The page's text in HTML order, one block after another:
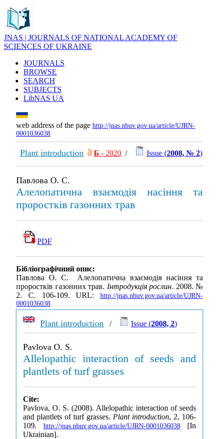
JNAS | JOURNALS OF NATIONAL ACADEMY OF
SCIENCES OF UKRAINE
JOURNALS
BROWSE
SEARCH
SUBJECTS
LibNAS UA
web address of the page http://jnas.nbuv.gov.ua/article/UJRN-
0001036038
Plant introduction Б - 2020 / Issue (2008, № 2)
Павлова О. С.
Алелопатична взаємодія насіння та
проростків газонних трав
PDF
Бібліографічний опис:
Павлова О. С. Алелопатична взаємодія насіння та
проростків газонних трав. Інтродукція рослин. 2008. №
2. С. 106-109. URL: http://jnas.nbuv.gov.ua/article/UJRN-
0001036038
Plant introduction / Issue (2008, 2)
Pavlova O. S.
Allelopathic interaction of seeds and
plantlets of turf grasses
Cite:
Pavlova, O. S. (2008). Allelopathic interaction of seeds
and plantlets of turf grasses. Plant introduction, 2, 106-
109. http://jnas.nbuv.gov.ua/article/UJRN-0001036038 [In
Ukrainian].